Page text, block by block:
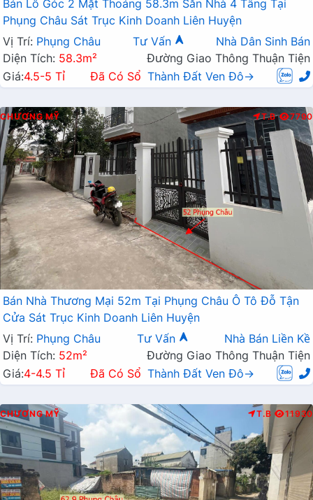
Bán Lô Góc 2 Mặt Thoáng 58.3m Sẵn Nhà 4 Tầng Tại
Phụng Châu Sát Trục Kinh Doanh Liên Huyện
Vị Trí: Phụng Châu Tư Vấn
Nhà Dân Sinh Bán
Diện Tích: 58.3m²
Đường Giao Thông Thuận Tiện
Giá:4.5-5 Tỉ Đã Có Sổ Thành Đất Ven Đô→
CHƯƠNG MỸ T.B 7790
Bán Nhà Thương Mại 52m Tại Phụng Châu Ô Tô Đỗ Tận
Cửa Sát Trục Kinh Doanh Liên Huyện
Vị Trí: Phụng Châu Tư Vấn
Nhà Bán Liền Kề
Diện Tích: 52m²
Đường Giao Thông Thuận Tiện
Giá:4-4.5 Tỉ Đã Có Sổ Thành Đất Ven Đô→
CHƯƠNG MỸ T.B 11930